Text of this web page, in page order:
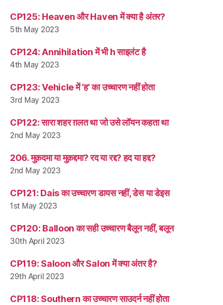
CP125: Heaven और Haven में क्या है अंतर?
5th May 2023
CP124: Annihilation में भी h साइलंट है
4th May 2023
CP123: Vehicle में ‘ह’ का उच्चारण नहीं होता
3rd May 2023
CP122: सारा शहर ग़लत था जो उसे लॉयन कहता था
2nd May 2023
206. मुक़दमा या मुक़द्दमा? रद या रद्द? हद या हद्द?
2nd May 2023
CP121: Dais का उच्चारण डायस नहीं, डेस या डेइस
1st May 2023
CP120: Balloon का सही उच्चारण बैलून नहीं, बलून
30th April 2023
CP119: Saloon और Salon में क्या अंतर है?
29th April 2023
CP118: Southern का उच्चारण साउदर्न नहीं होता